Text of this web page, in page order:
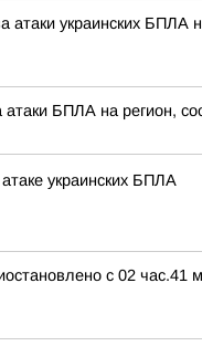
атаки украинских
БПЛА на регион,
украинских БПЛА
с 02